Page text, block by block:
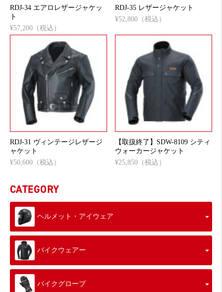
RDJ-34 エアロレザージャケッ
ト
¥57,200（税込）
RDJ-35 レザージャケット
¥52,800（税込）
RDJ-31 ヴィンテージレザージ
ャケット
¥50,600（税込）
【取扱終了】SDW-8109 シティ
ウォーカージャケット
¥25,850（税込）
CATEGORY
ヘルメット・アイウェア
バイクウェアー
バイクグローブ